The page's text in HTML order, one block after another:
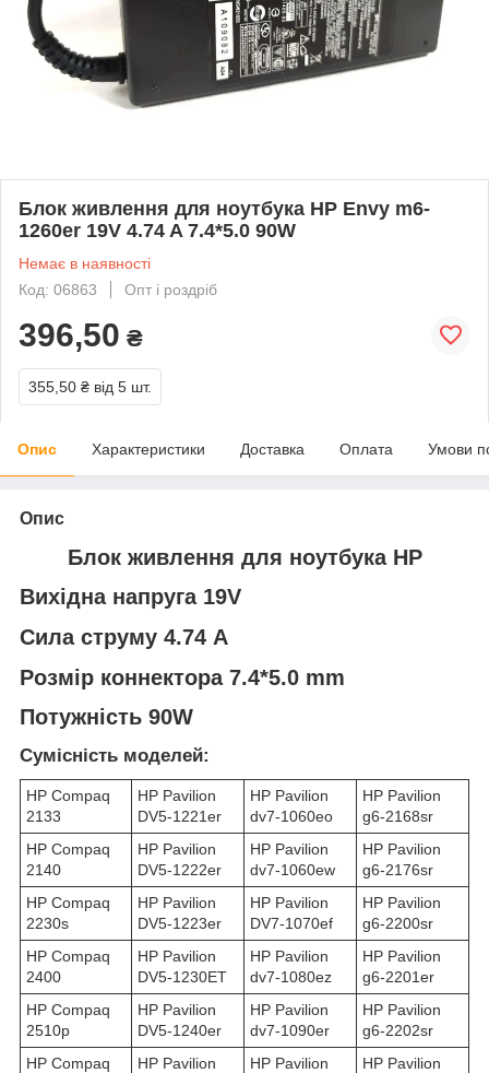
Блок живлення для ноутбука HP Envy m6-
1260er 19V 4.74 A 7.4*5.0 90W
Немає в наявності
Код: 06863
Опт і роздріб
396,50 ₴
355,50 ₴ від 5 шт.
Опис Характеристики Доставка Оплата Умови
Опис
Блок живлення для ноутбука HP
Вихідна напруга 19V
Сила струму 4.74 A
Розмір коннектора 7.4*5.0 mm
Потужність 90W
Сумісність моделей:
HP Compaq
2133
HP Pavilion
DV5-1221er
HP Pavilion
dv7-1060eo
HP Pavilion
g6-2168sr
HP Compaq
2140
HP Pavilion
DV5-1222er
HP Pavilion
dv7-1060ew
HP Pavilion
g6-2176sr
HP Compaq
2230s
HP Pavilion
DV5-1223er
HP Pavilion
DV7-1070ef
HP Pavilion
g6-2200sr
HP Compaq
2400
HP Pavilion
DV5-1230ET
HP Pavilion
dv7-1080ez
HP Pavilion
g6-2201er
HP Compaq
2510p
HP Pavilion
DV5-1240er
HP Pavilion
dv7-1090er
HP Pavilion
g6-2202sr
HP Compaq
HP Pavilion
HP Pavilion
HP Pavilion